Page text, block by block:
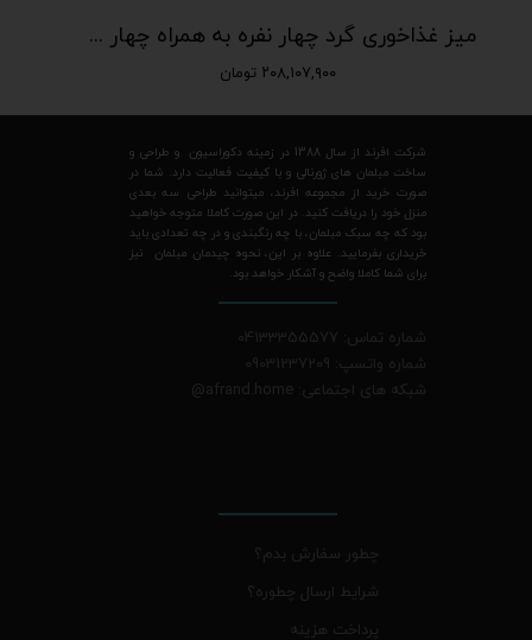
میز غذاخوری گرد چهار نفره به همراه چهار صندلی
۲۰۸,۱۰۷,۹۰۰ تومان
شرکت افرند از سال 1388 در زمینه دکوراسیون و طراحی و
ساخت مبلمان های ژورنالی و با کیفیت فعالیت دارد. شما در
صورت خرید از مجموعه افرند، میتوانید طراحی سه بعدی
منزل خود را دریافت کنید. در این صورت کاملا متوجه خواهید
بود که چه سبک مبلمان، با چه رنگبندی و در چه تعدادی باید
خریداری بفرمایید. علاوه بر این، نحوه چیدمان مبلمان نیز
برای شما کاملا واضح و آشکار خواهد بود.
شماره تماس: 04133355577
شماره واتسپ: 09031237209
شبکه های اجتماعی: afrand.home
@
چطور سفارش بدم؟
شرایط ارسال چطوره؟
پرداخت هزینه